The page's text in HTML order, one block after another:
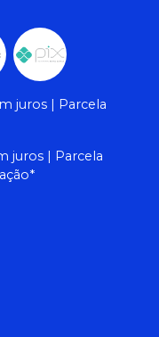
juros | Parcela
juros | Parcela